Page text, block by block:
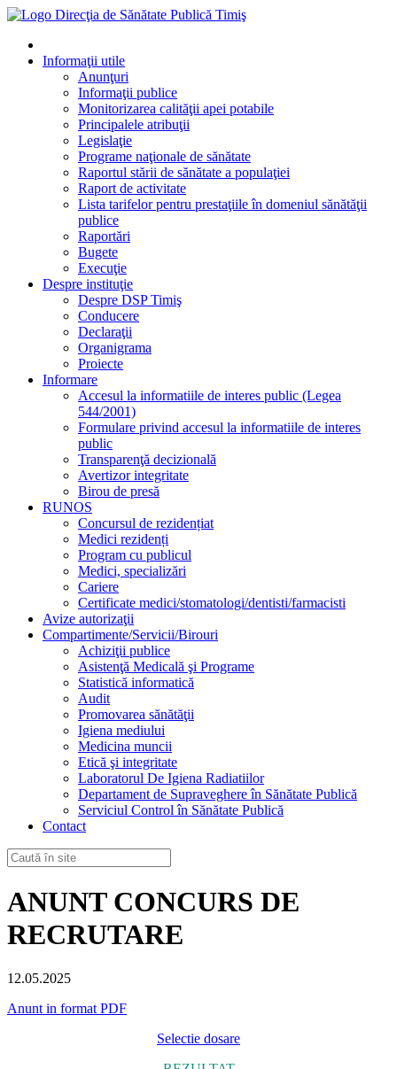
Informaţii utile
Anunţuri
Informaţii publice
Monitorizarea calităţii apei potabile
Principalele atribuţii
Legislaţie
Programe naţionale de sănătate
Raportul stării de sănătate a populaţiei
Raport de activitate
Lista tarifelor pentru prestaţiile în domeniul sănătăţii
publice
Raportări
Bugete
Execuţie
Despre instituţie
Despre DSP Timiş
Conducere
Declaraţii
Organigrama
Proiecte
Informare
Accesul la informatiile de interes public (Legea
544/2001)
Formulare privind accesul la informatiile de interes
public
Transparenţă decizională
Avertizor integritate
Birou de presă
RUNOS
Concursul de rezidențiat
Medici rezidenți
Program cu publicul
Medici, specializări
Cariere
Certificate medici/stomatologi/dentisti/farmacisti
Avize autorizaţii
Compartimente/Servicii/Birouri
Achiziţii publice
Asistenţă Medicală şi Programe
Statistică informatică
Audit
Promovarea sănătăţii
Igiena mediului
Medicina muncii
Etică şi integritate
Laboratorul De Igiena Radiatiilor
Departament de Supraveghere în Sănătate Publică
Serviciul Control în Sănătate Publică
Contact
ANUNT CONCURS DE
RECRUTARE
12.05.2025
Anunt in format PDF
Selectie dosare